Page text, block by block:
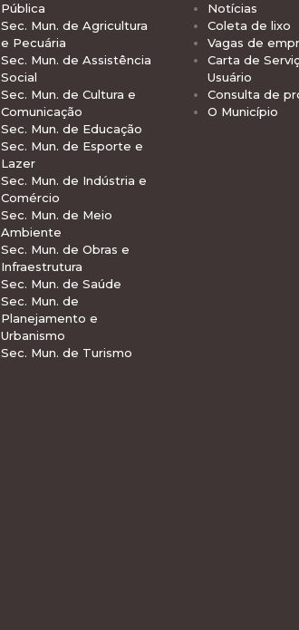
Pública
Sec. Mun. de Agricultura
e Pecuária
Sec. Mun. de Assistência
Social
Sec. Mun. de Cultura e
Comunicação
Sec. Mun. de Educação
Sec. Mun. de Esporte e
Lazer
Sec. Mun. de Indústria e
Comércio
Sec. Mun. de Meio
Ambiente
Sec. Mun. de Obras e
Infraestrutura
Sec. Mun. de Saúde
Sec. Mun. de
Planejamento e
Urbanismo
Sec. Mun. de Turismo
Notícias
Coleta de lixo
Vagas de
Carta de
Usuário
Consulta de
O Município